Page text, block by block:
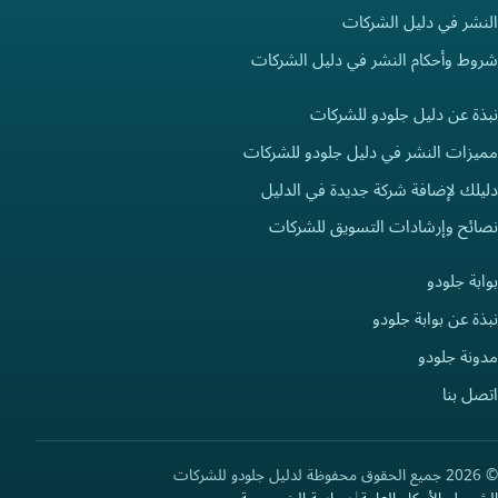
النشر في دليل الشركات
شروط وأحكام النشر في دليل الشركات
نبذة عن دليل جلودو للشركات
مميزات النشر في دليل جلودو للشركات
دليلك لإضافة شركة جديدة في الدليل
نصائح وإرشادات التسويق للشركات
بوابة جلودو
نبذة عن بوابة جلودو
مدونة جلودو
اتصل بنا
© 2026 جميع الحقوق محفوظة لدليل جلودو للشركات